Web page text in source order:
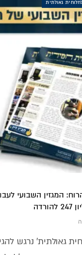
גאולתית
המגזין השבועי
גאולתית' נרגש